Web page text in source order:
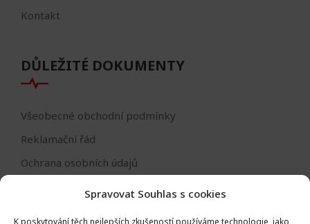
Spravovat Souhlas s cookies
K poskytování těch nejlepších zkušeností používáme technologie, jako
Kontakt
DŮLEŽITÉ DOKUMENTY
Všeobecné obchodní podmínky
Reklamační řád
Ochrana osobních údajů